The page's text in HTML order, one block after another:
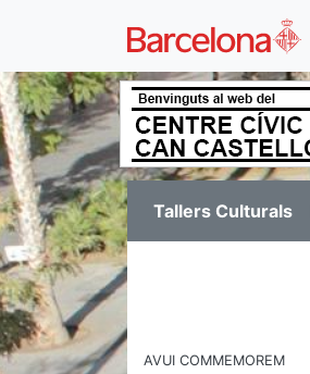
Tallers Culturals
AVUI COMMEMOREM